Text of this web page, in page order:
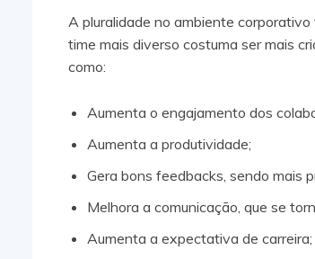
A pluralidade no ambiente
time mais diverso costuma ser mais
como:
Aumenta o engajamento dos
Aumenta a produtividade;
Gera bons feedbacks, sendo mais
Melhora a comunicação, que se
Aumenta a expectativa de carreira;